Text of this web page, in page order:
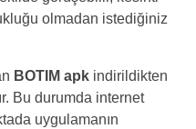
olmadan istediğiniz
BOTIM apk indirildikten
Bu durumda internet
uygulamanın